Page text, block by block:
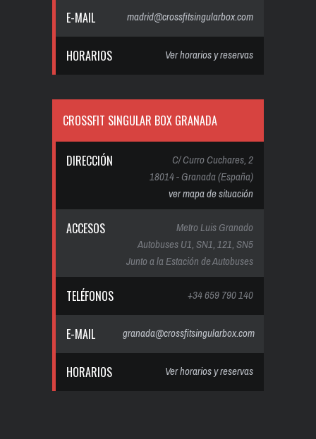
E-MAIL madrid@crossfitsingularbox.com
HORARIOS Ver horarios y reservas
CROSSFIT SINGULAR BOX GRANADA
DIRECCIÓN
C/ Curro Cuchares, 2
18014 - Granada (España)
ver mapa de situación
ACCESOS
Metro Luis Granado
Autobuses U1, SN1, 121, SN5
Junto a la Estación de Autobuses
TELÉFONOS +34 659 790 140
E-MAIL granada@crossfitsingularbox.com
HORARIOS Ver horarios y reservas